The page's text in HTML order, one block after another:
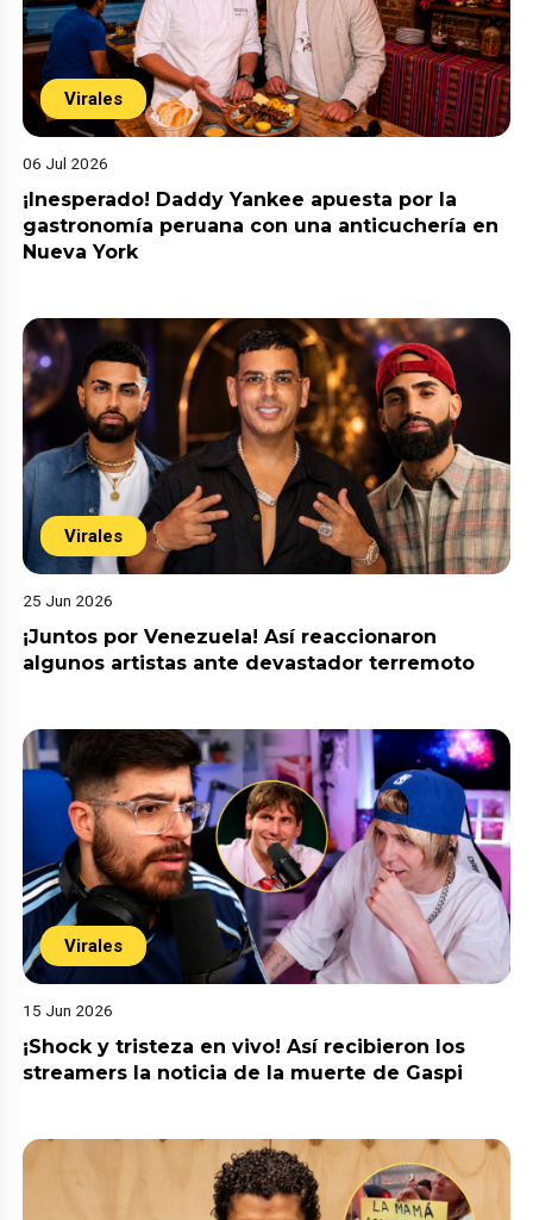
Virales
06 Jul 2026
¡Inesperado! Daddy Yankee apuesta por la
gastronomía peruana con una anticuchería en
Nueva York
Virales
25 Jun 2026
¡Juntos por Venezuela! Así reaccionaron
algunos artistas ante devastador terremoto
Virales
15 Jun 2026
¡Shock y tristeza en vivo! Así recibieron los
streamers la noticia de la muerte de Gaspi